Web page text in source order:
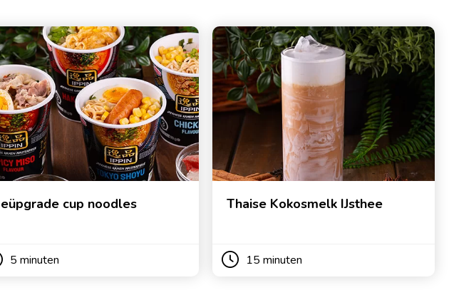
cup noodles
5 minuten
Thaise Kokosmelk IJsthee
15 minuten